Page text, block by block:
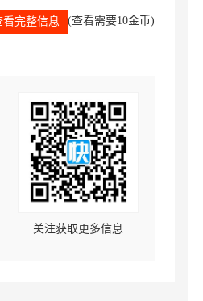
看完整信息 (查看需要10金币)
关注获取更多信息